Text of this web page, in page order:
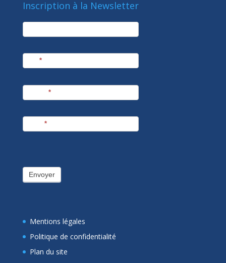
Inscription à la Newsletter
newsletter
*
*
*
Envoyer
Mentions légales
Politique de confidentialité
Plan du site